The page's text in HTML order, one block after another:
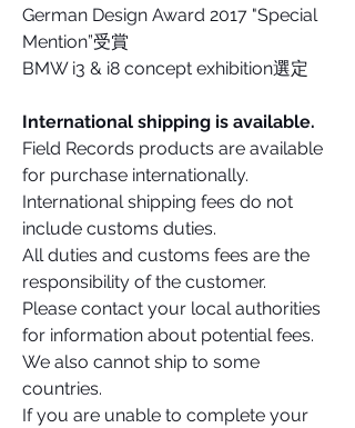
German Design Award 2017 "Special
Mention”受賞
BMW i3 & i8 concept exhibition選定
International shipping is available.
Field Records products are available
for purchase internationally.
International shipping fees do not
include customs duties.
All duties and customs fees are the
responsibility of the customer.
Please contact your local authorities
for information about potential fees.
We also cannot ship to some
countries.
If you are unable to complete your